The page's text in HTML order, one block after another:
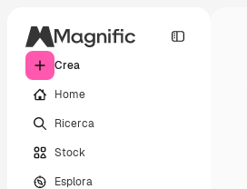
Crea
Home
Ricerca
Stock
Esplora